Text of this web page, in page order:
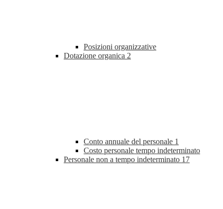
Posizioni organizzative
Dotazione organica 2
Conto annuale del personale 1
Costo personale tempo indeterminato
Personale non a tempo indeterminato 17